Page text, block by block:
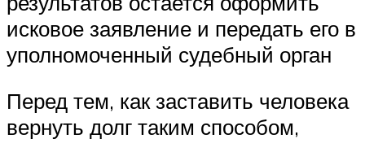
исковое заявление и передать его в
уполномоченный судебный орган
Перед тем, как заставить человека
вернуть долг таким способом,